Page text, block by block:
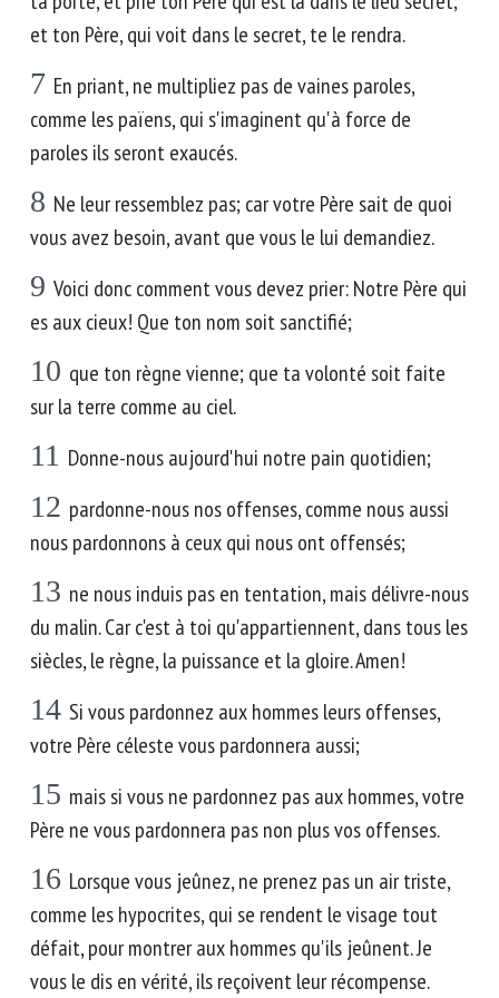
et ton Père, qui voit dans le secret, te le rendra.
7 En priant, ne multipliez pas de vaines paroles,
comme les païens, qui s'imaginent qu'à force de
paroles ils seront exaucés.
8 Ne leur ressemblez pas; car votre Père sait de quoi
vous avez besoin, avant que vous le lui demandiez.
9 Voici donc comment vous devez prier: Notre Père qui
es aux cieux! Que ton nom soit sanctifié;
10 que ton règne vienne; que ta volonté soit faite
sur la terre comme au ciel.
11 Donne-nous aujourd'hui notre pain quotidien;
12 pardonne-nous nos offenses, comme nous aussi
nous pardonnons à ceux qui nous ont offensés;
13 ne nous induis pas en tentation, mais délivre-nous
du malin. Car c'est à toi qu'appartiennent, dans tous les
siècles, le règne, la puissance et la gloire. Amen!
14 Si vous pardonnez aux hommes leurs offenses,
votre Père céleste vous pardonnera aussi;
15 mais si vous ne pardonnez pas aux hommes, votre
Père ne vous pardonnera pas non plus vos offenses.
16 Lorsque vous jeûnez, ne prenez pas un air triste,
comme les hypocrites, qui se rendent le visage tout
défait, pour montrer aux hommes qu'ils jeûnent. Je
vous le dis en vérité, ils reçoivent leur récompense.